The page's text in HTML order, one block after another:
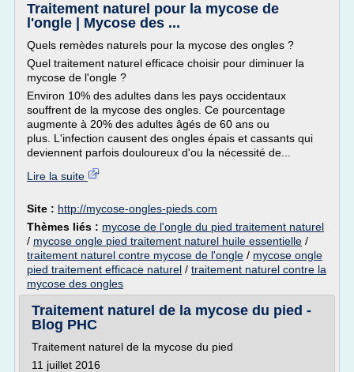
Traitement naturel pour la mycose de
l'ongle | Mycose des ...
Quels remèdes naturels pour la mycose des ongles ?
Quel traitement naturel efficace choisir pour diminuer la
mycose de l'ongle ?
Environ 10% des adultes dans les pays occidentaux
souffrent de la mycose des ongles. Ce pourcentage
augmente à 20% des adultes âgés de 60 ans ou
plus. L'infection causent des ongles épais et cassants qui
deviennent parfois douloureux d'ou la nécessité de...
Lire la suite
Site : http://mycose-ongles-pieds.com
Thèmes liés : mycose de l'ongle du pied traitement naturel
/ mycose ongle pied traitement naturel huile essentielle /
traitement naturel contre mycose de l'ongle / mycose ongle
pied traitement efficace naturel / traitement naturel contre la
mycose des ongles
Traitement naturel de la mycose du pied -
Blog PHC
Traitement naturel de la mycose du pied
11 juillet 2016